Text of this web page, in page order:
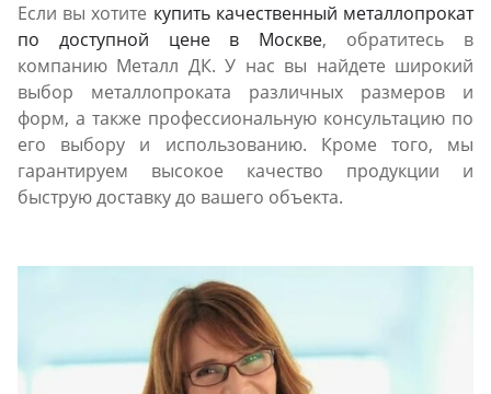
Если вы хотите купить качественный металлопрокат
по доступной цене в Москве, обратитесь в
компанию Металл ДК. У нас вы найдете широкий
выбор металлопроката различных размеров и
форм, а также профессиональную консультацию по
его выбору и использованию. Кроме того, мы
гарантируем высокое качество продукции и
быструю доставку до вашего объекта.